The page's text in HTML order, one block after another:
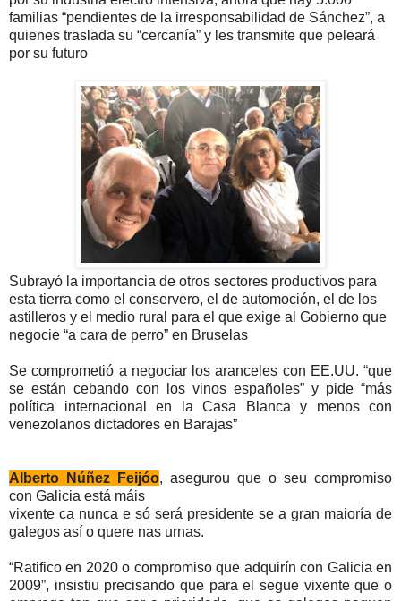
familias “pendientes de la irresponsabilidad de Sánchez”, a
quienes traslada su “cercanía” y les transmite que peleará
por su futuro
Subrayó la importancia de otros sectores productivos para
esta tierra como el conservero, el de automoción, el de los
astilleros y el medio rural para el que exige al Gobierno que
negocie “a cara de perro” en Bruselas
Se comprometió a negociar los aranceles con EE.UU. “que
se están cebando con los vinos españoles” y pide “más
política internacional en la Casa Blanca y menos con
venezolanos dictadores en Barajas”
Alberto Núñez Feijóo, asegurou que o seu compromiso
con Galicia está máis
vixente ca nunca e só será presidente se a gran maioría de
galegos así o quere nas urnas.
“Ratifico en 2020 o compromiso que adquirín con Galicia en
2009”, insistiu precisando que para el segue vixente que o